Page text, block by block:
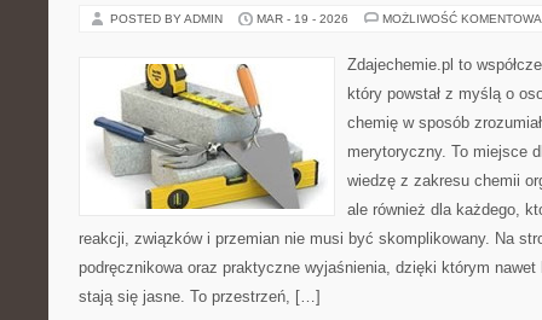
POSTED BY ADMIN MAR - 19 - 2026 MOŻLIWOŚĆ
Zdajechemie.pl to
który powstał z myślą o
chemię w sposób
merytoryczny. To miejsce
wiedzę z zakresu chemii
ale również dla każdego,
reakcji, związków i przemian nie musi być skomplikowany. Na
podręcznikowa oraz praktyczne wyjaśnienia, dzięki którym nawet
stają się jasne. To przestrzeń, […]